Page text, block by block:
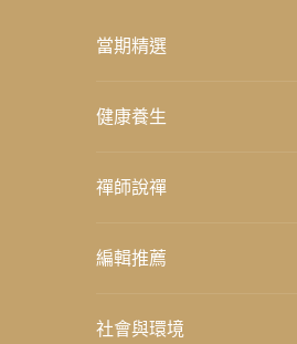
當期精選
健康養生
禪師說禪
編輯推薦
社會與環境